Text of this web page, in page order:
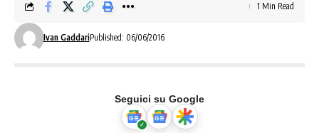
Ivan GaddariPublished: 06/06/2016
1 Min Read
Seguici su Google